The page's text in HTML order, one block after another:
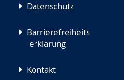
Datenschutz
Barrierefreiheits
erklärung
Kontakt